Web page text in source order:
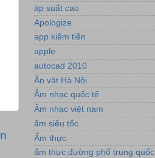
áp suất cao
Apologize
app kiếm tiền
apple
autocad 2010
Ăn vặt Hà Nội
Âm nhạc quốc tế
Âm nhạc việt nam
ấm siêu tốc
Ẩm thực
ẩm thực đường phố trung quốc